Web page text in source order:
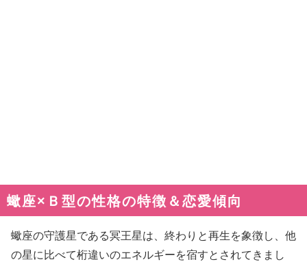
蠍座×Ｂ型の性格の特徴＆恋愛傾向
蠍座の守護星である冥王星は、終わりと再生を象徴し、他
の星に比べて桁違いのエネルギーを宿すとされてきまし